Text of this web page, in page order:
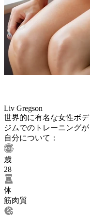
Liv Gregson
世界的に有名な女性ボ
ジムでのトレーニングが
自分について：
歳
28
体
筋肉質